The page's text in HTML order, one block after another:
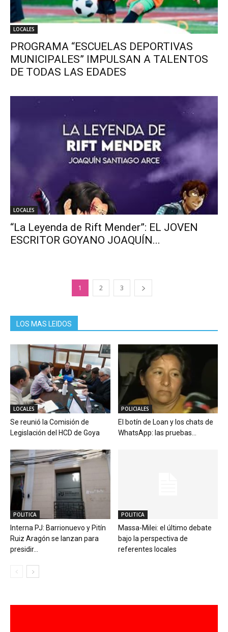
LOCALES
PROGRAMA “ESCUELAS DEPORTIVAS
MUNICIPALES” IMPULSAN A TALENTOS
DE TODAS LAS EDADES
LOCALES
“La Leyenda de Rift Mender”: EL JOVEN
ESCRITOR GOYANO JOAQUÍN...
1 2 3
LOS MAS LEIDOS
LOCALES
Se reunió la Comisión de
Legislación del HCD de Goya
POLICIALES
El botín de Loan y los chats de
WhatsApp: las pruebas...
POLITICA
Interna PJ: Barrionuevo y Pitín
Ruiz Aragón se lanzan para
presidir...
POLITICA
Massa-Milei: el último debate
bajo la perspectiva de
referentes locales